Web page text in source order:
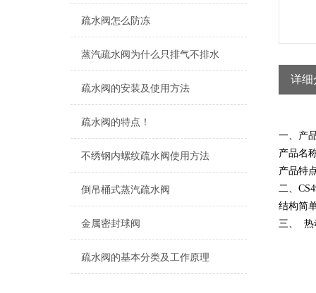
疏水阀怎么防冻
蒸汽疏水阀为什么只排气不排水
疏水阀的安装及使用方法
疏水阀的特点！
不绣钢内螺纹疏水阀使用方法
倒吊桶式蒸汽疏水阀
金属密封球阀
疏水阀的基本分类及工作原理
详细
一、产
产品名
产品特
二、
结构简
三、 热